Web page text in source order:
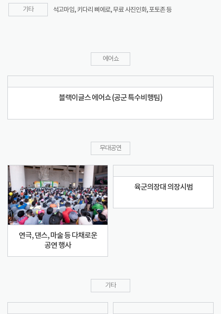
기타 석고마임, 키다리 삐에로, 무료 사진인화, 포토존 등
에어쇼
블랙이글스 에어쇼 (공군 특수비행팀)
무대공연
연극, 댄스, 마술 등 다채로운
공연 행사
육군의장대 의장시범
기타